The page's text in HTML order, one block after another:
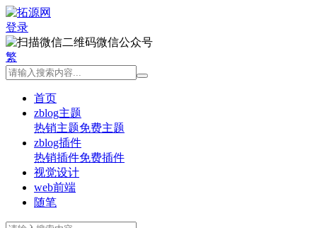
登录
微信公众号
繁
首页
zblog主题
热销主题免费主题
zblog插件
热销插件免费插件
视觉设计
web前端
随笔